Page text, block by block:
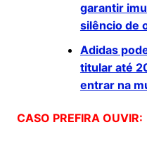
garantir
silêncio de
Adidas
titular até
entrar na
CASO PREFIRA OUVIR: